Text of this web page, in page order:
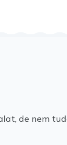
de nem